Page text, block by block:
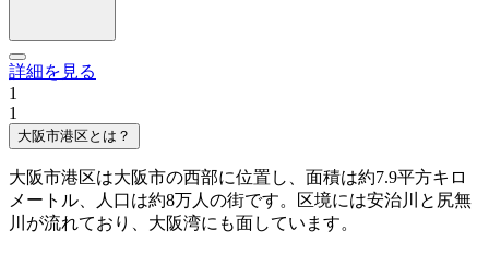
詳細を見る
1
1
大阪市港区とは？
大阪市港区は大阪市の西部に位置し、面積は約7.9平方キロ
メートル、人口は約8万人の街です。区境には安治川と尻無
川が流れており、大阪湾にも面しています。